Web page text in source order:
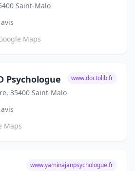
Saint-Malo
Maps
Psychologue
35400 Saint-Malo
www.doctolib.fr
Maps
www.yaminajanpsychologue.fr